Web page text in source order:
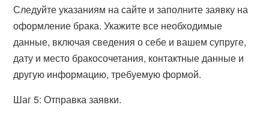
Следуйте указаниям на сайте и заполните заявку на
оформление брака. Укажите все необходимые
данные, включая сведения о себе и вашем супруге,
дату и место бракосочетания, контактные данные и
другую информацию, требуемую формой.
Шаг 5: Отправка заявки.